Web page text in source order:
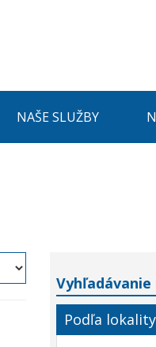
NAŠE SLUŽBY
Podľa lokality